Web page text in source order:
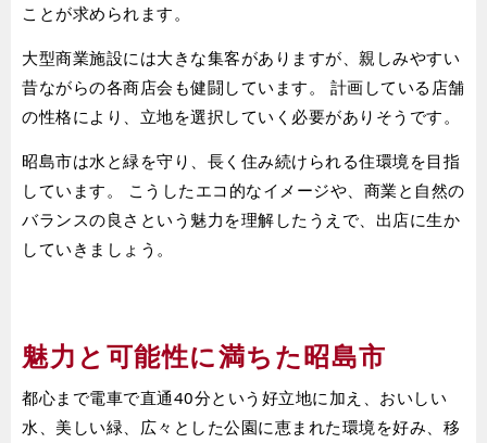
ことが求められます。
大型商業施設には大きな集客がありますが、親しみやすい
昔ながらの各商店会も健闘しています。 計画している店舗
の性格により、立地を選択していく必要がありそうです。
昭島市は水と緑を守り、長く住み続けられる住環境を目指
しています。 こうしたエコ的なイメージや、商業と自然の
バランスの良さという魅力を理解したうえで、出店に生か
していきましょう。
魅力と可能性に満ちた昭島市
都心まで電車で直通40分という好立地に加え、おいしい
水、美しい緑、広々とした公園に恵まれた環境を好み、移